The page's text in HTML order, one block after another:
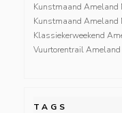
Kunstmaand Ameland
Kunstmaand Ameland
Klassiekerweekend
Vuurtorentrail
TAGS